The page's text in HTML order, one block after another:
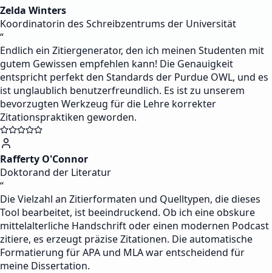
Zelda Winters
Koordinatorin des Schreibzentrums der Universität
“
Endlich ein Zitiergenerator, den ich meinen Studenten mit
gutem Gewissen empfehlen kann! Die Genauigkeit
entspricht perfekt den Standards der Purdue OWL, und es
ist unglaublich benutzerfreundlich. Es ist zu unserem
bevorzugten Werkzeug für die Lehre korrekter
Zitationspraktiken geworden.
Rafferty O'Connor
Doktorand der Literatur
“
Die Vielzahl an Zitierformaten und Quelltypen, die dieses
Tool bearbeitet, ist beeindruckend. Ob ich eine obskure
mittelalterliche Handschrift oder einen modernen Podcast
zitiere, es erzeugt präzise Zitationen. Die automatische
Formatierung für APA und MLA war entscheidend für
meine Dissertation.